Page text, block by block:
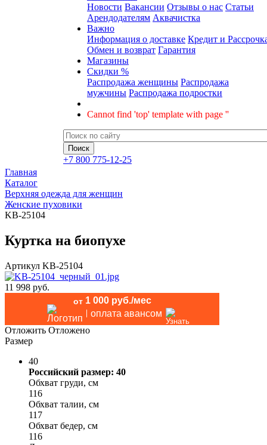
Новости Вакансии Отзывы о нас Статьи
Арендодателям Аквачистка
Важно
Информация о доставке Кредит и
Обмен и возврат Гарантия
Магазины
Скидки %
Распродажа женщины Распродажа
мужчины Распродажа подростки
Cannot find 'top' template with page ''
+7 800 775-12-25
Главная
Каталог
Верхняя одежда для женщин
Женские пуховики
KB-25104
Куртка на биопухе
Артикул KB-25104
11 998 руб.
от 1 000 руб./мес
оплата авансом
Отложить Отложено
Размер
40
Российский размер: 40
Обхват груди, см
116
Обхват талии, см
117
Обхват бедер, см
116